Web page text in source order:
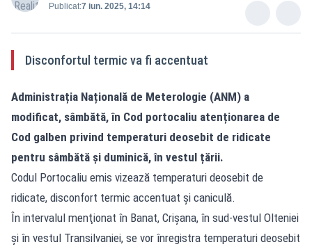
Publicat:7 iun. 2025, 14:14
Disconfortul termic va fi accentuat
Administrația Națională de Meterologie (ANM) a
modificat, sâmbătă, în Cod portocaliu atenționarea de
Cod galben privind temperaturi deosebit de ridicate
pentru sâmbătă și duminică, în vestul țării.
Codul Portocaliu emis vizează temperaturi deosebit de
ridicate, disconfort termic accentuat şi caniculă.
În intervalul menţionat în Banat, Crişana, în sud-vestul Olteniei
şi în vestul Transilvaniei, se vor înregistra temperaturi deosebit